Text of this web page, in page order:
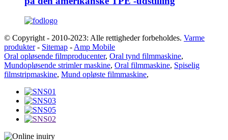
© Copyright - 2010-2023: Alle rettigheder forbeholdes. Varme
produkter- Sitemap - Amp Mobile
Oral opløsende filmproducenter, Oral tynd filmmaskine,
Mundopløsende strimler maskine, Oral filmmaskine, Spiselig
filmstripmaskine, Mund opløste filmmaskine,